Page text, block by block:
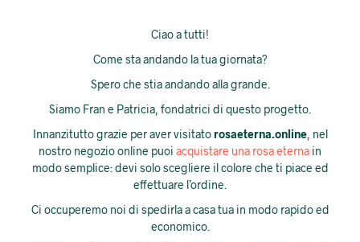
Ciao a tutti!
Come sta andando la tua giornata?
Spero che stia andando alla grande.
Siamo Fran e Patricia, fondatrici di questo progetto.
Innanzitutto grazie per aver visitatorosaeterna.online, nel
nostro negozio online puoi acquistare una rosa eterna in
modo semplice: devi solo scegliere il colore che ti piace ed
effettuare l’ordine.
Ci occuperemo noi di spedirla a casa tua in modo rapido ed
economico.